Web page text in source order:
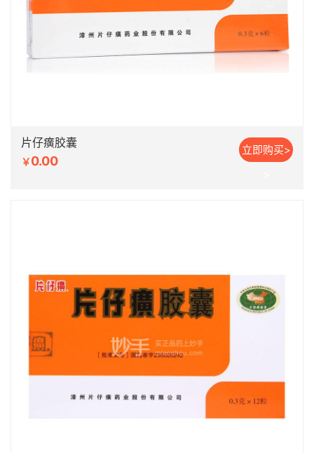
片仔癀胶囊
￥0.00
立即购买>